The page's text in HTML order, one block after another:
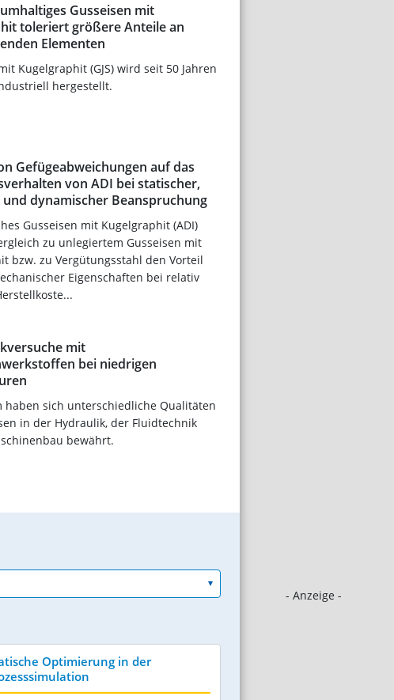
- Anzeige -
Gusseisen mit
toleriert größere Anteile an
Elementen
Kugelgraphit (GJS) wird seit 50 Jahren
hergestellt.
Gefügeabweichungen auf das
von ADI bei statischer,
dynamischer Beanspruchung
Gusseisen mit Kugelgraphit (ADI)
zu unlegiertem Gusseisen mit
bzw. zu Vergütungsstahl den Vorteil
Eigenschaften bei relativ
mit
bei niedrigen
haben sich unterschiedliche Qualitäten
in der Hydraulik, der Fluidtechnik
bewährt.
Optimierung in der